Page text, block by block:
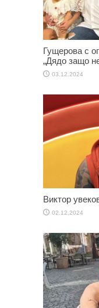
Гущерова с
„Дядо защо
03.12.2024
Виктор
02.12.2024